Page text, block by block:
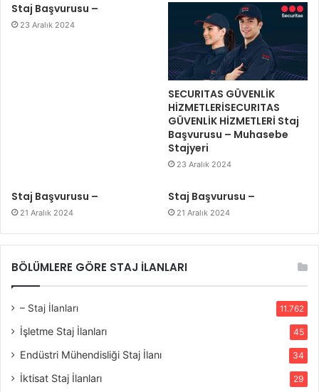
Staj Başvurusu –
23 Aralık 2024
SECURITAS GÜVENLİK
HİZMETLERİSECURITAS
GÜVENLİK HİZMETLERİ Staj
Başvurusu – Muhasebe
Stajyeri
23 Aralık 2024
Staj Başvurusu –
21 Aralık 2024
Staj Başvurusu –
21 Aralık 2024
BÖLÜMLERE GÖRE STAJ İLANLARI
– Staj İlanları 11.762
İşletme Staj İlanları 45
Endüstri Mühendisliği Staj İlanı 34
İktisat Staj İlanları 29